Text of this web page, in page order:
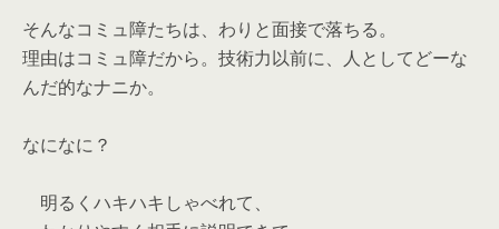
そんなコミュ障たちは、わりと面接で落ちる。
理由はコミュ障だから。技術力以前に、人としてどーな
んだ的なナニか。
なになに？
明るくハキハキしゃべれて、